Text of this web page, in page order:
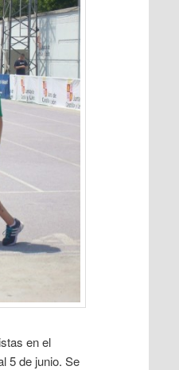
en el
5 de junio. Se